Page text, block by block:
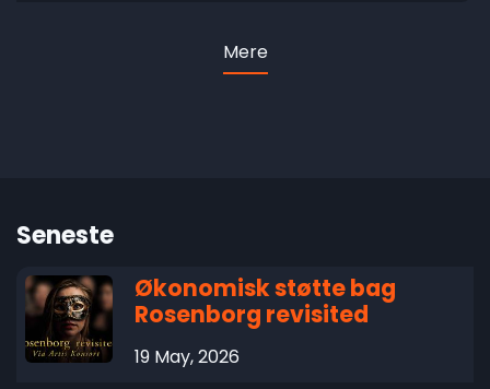
Mere
Seneste
Økonomisk støtte bag
Rosenborg revisited
19 May, 2026